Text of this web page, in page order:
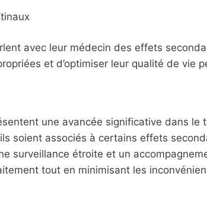
avec leur médecin des effets
et d’optimiser leur qualité de vie
une avancée significative dans
soient associés à certains effets
surveillance étroite et un
tout en minimisant les